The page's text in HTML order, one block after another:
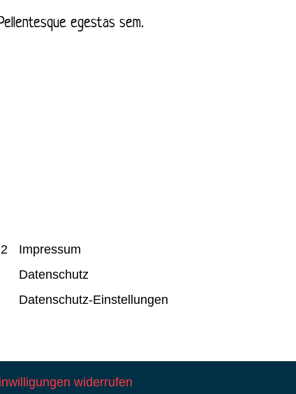
egestas sem.
Impressum
Datenschutz
Datenschutz-Einstellungen
widerrufen